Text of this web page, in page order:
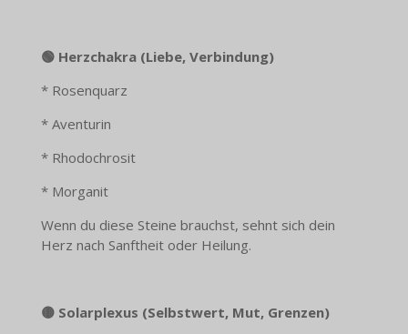
🟢 Herzchakra (Liebe, Verbindung)
* Rosenquarz
* Aventurin
* Rhodochrosit
* Morganit
Wenn du diese Steine brauchst, sehnt sich dein
Herz nach Sanftheit oder Heilung.
🟡 Solarplexus (Selbstwert, Mut, Grenzen)